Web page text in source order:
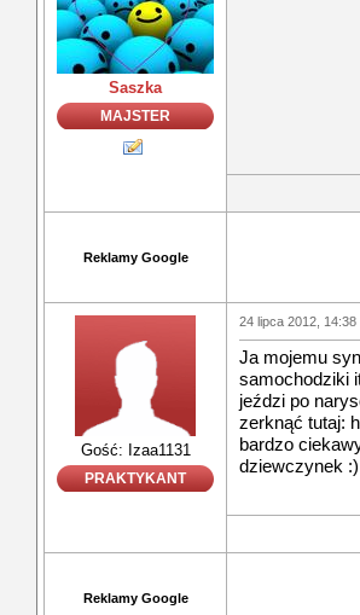
Saszka
MAJSTER
Reklamy Google
Gość: Izaa1131
PRAKTYKANT
24 lipca 2012, 14:38
Ja mojemu
samochodziki
jeździ po
zerknąć tutaj:
bardzo
dziewczynek :)
Reklamy Google